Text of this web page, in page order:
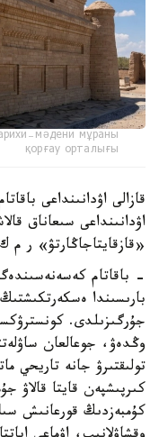
мәдени мұраны
қорғау орталығы
قازالى اۋدانىنداعى
اۋدانىنداعى سىعاناق
«قازقايتاجاڭارتۋ» ر م
- باقاتام
بارىسىندا
جۇرگىزىلدى.
وڭدەۋ، جوعالعان
تولىقتىرۋ جانە تاريحي
كىرپىشپەن قايتا قالاۋ
كۇمبەزدىڭ قورعانىش